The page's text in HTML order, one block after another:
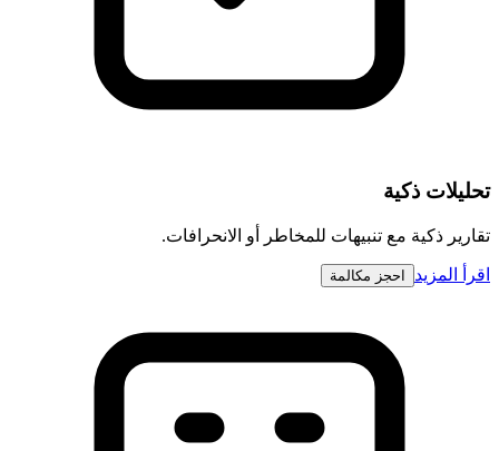
تحليلات ذكية
تقارير ذكية مع تنبيهات للمخاطر أو الانحرافات.
اقرأ المزيد احجز مكالمة